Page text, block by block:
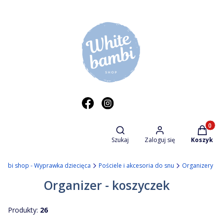
Otwórz wyszukiwarkę
Szukaj Zaloguj się Koszyk
shop - Wyprawka dziecięca Pościele i akcesoria do snu Organizery
Organizer - koszyczek
Produkty: 26